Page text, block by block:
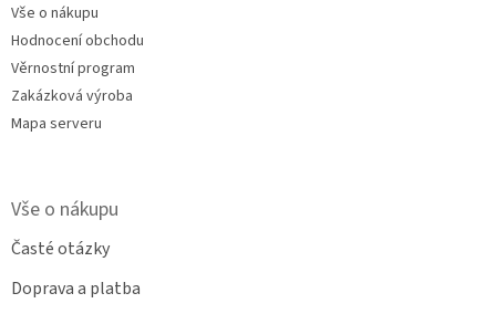
Vše o nákupu
Hodnocení obchodu
Věrnostní program
Zakázková výroba
Mapa serveru
Vše o nákupu
Časté otázky
Doprava a platba